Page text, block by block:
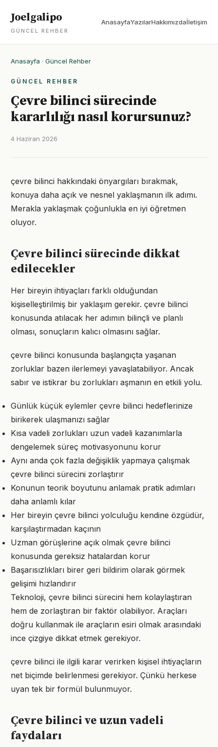
Joelgalipo
GÜNCEL REHBER
AnasayfaYazılarHakkımızdaİletişim
Anasayfa · Güncel Rehber
GÜNCEL REHBER
Çevre bilinci sürecinde
kararlılığı nasıl korursunuz?
4 Haziran 2026
çevre bilinci hakkındaki önyargıları bırakmak,
konuya daha açık ve nesnel yaklaşmanın ilk adımı.
Merakla yaklaşmak çoğunlukla en iyi öğretmen
oluyor.
Çevre bilinci sürecinde dikkat
edilecekler
Her bireyin ihtiyaçları farklı olduğundan
kişiselleştirilmiş bir yaklaşım gerekir. çevre bilinci
konusunda atılacak her adımın bilinçli ve planlı
olması, sonuçların kalıcı olmasını sağlar.
çevre bilinci konusunda başlangıçta yaşanan
zorluklar bazen ilerlemeyi yavaşlatabiliyor. Ancak
sabır ve istikrar bu zorlukları aşmanın en etkili yolu.
Günlük küçük eylemler çevre bilinci hedeflerinize
birikerek ulaşmanızı sağlar
Kısa vadeli zorlukları uzun vadeli kazanımlarla
dengelemek süreç motivasyonunu korur
Aynı anda çok fazla değişiklik yapmaya çalışmak
çevre bilinci sürecini zorlaştırır
Konunun teorik boyutunu anlamak pratik adımları
daha anlamlı kılar
Her bireyin çevre bilinci yolculuğu kendine özgüdür,
karşılaştırmadan kaçının
Uzman görüşlerine açık olmak çevre bilinci
konusunda gereksiz hatalardan korur
Başarısızlıkları birer geri bildirim olarak görmek
gelişimi hızlandırır
Teknoloji, çevre bilinci sürecini hem kolaylaştıran
hem de zorlaştıran bir faktör olabiliyor. Araçları
doğru kullanmak ile araçların esiri olmak arasındaki
ince çizgiye dikkat etmek gerekiyor.
çevre bilinci ile ilgili karar verirken kişisel ihtiyaçların
net biçimde belirlenmesi gerekiyor. Çünkü herkese
uyan tek bir formül bulunmuyor.
Çevre bilinci ve uzun vadeli
faydaları